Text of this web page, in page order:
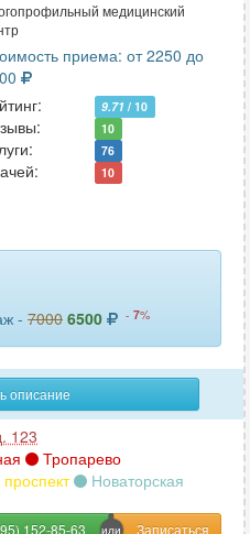
медицинский
приема: от 2250 до
9.71 / 10
10
76
10
- 7000 6500 - 7%
описание
123
Тропарево
Новаторская
152-85-63